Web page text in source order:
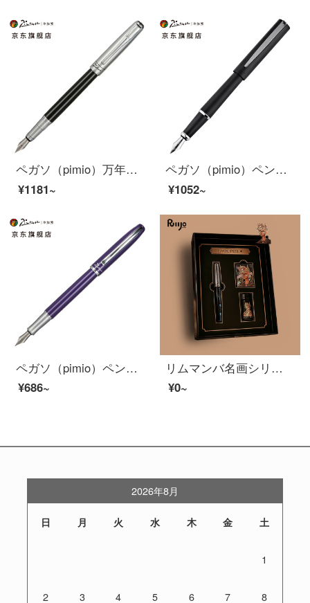
ペガソ（pimio）万年筆サインペン男性女性ビジネスプレゼント大人学生用0.5 mmインクペンアテネ皇朝シリーズ906霧銀
¥1181~
ペガソ（pimio）ペンサインペン男性女性学生、大人の習字用ペン0.5 mmビジネスプレゼント
¥1052~
ペガソ（pimio）ペンサインペン女史オフィス大人書写学生用0.5 mmインクペンワナシリーズ936魅惑紫
¥686~
リムマンバ名画シリーズの名画猫のグロテスク趣味万年笔欧式オリジナルデザイン万年笔书道サイン万年笔教师成人礼箱セットカップル文芸金刻印可能字フリーダニャンF尖0.5 mm
¥0~
2026年8月
日 月 火 水 木 金 土
1
2 3 4 5 6 7 8